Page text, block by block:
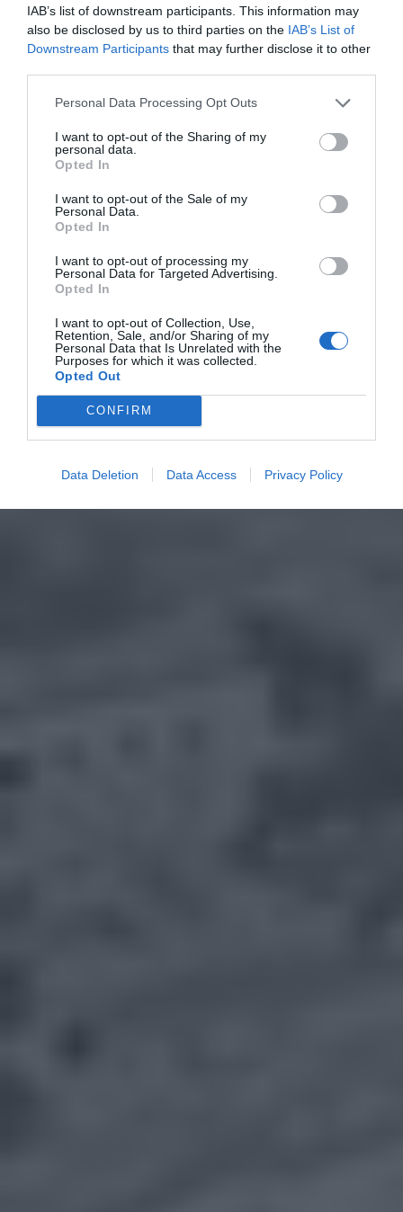
IAB’s list of downstream participants. This information may
also be disclosed by us to third parties on the IAB’s List of
Downstream Participants that may further disclose it to other
Personal Data Processing Opt Outs
I want to opt-out of the Sharing of my
personal data.
Opted In
I want to opt-out of the Sale of my
Personal Data.
Opted In
I want to opt-out of processing my
Personal Data for Targeted Advertising.
Opted In
I want to opt-out of Collection, Use,
Retention, Sale, and/or Sharing of my
Personal Data that Is Unrelated with the
Purposes for which it was collected.
Opted Out
CONFIRM
Data Deletion Data Access Privacy Policy